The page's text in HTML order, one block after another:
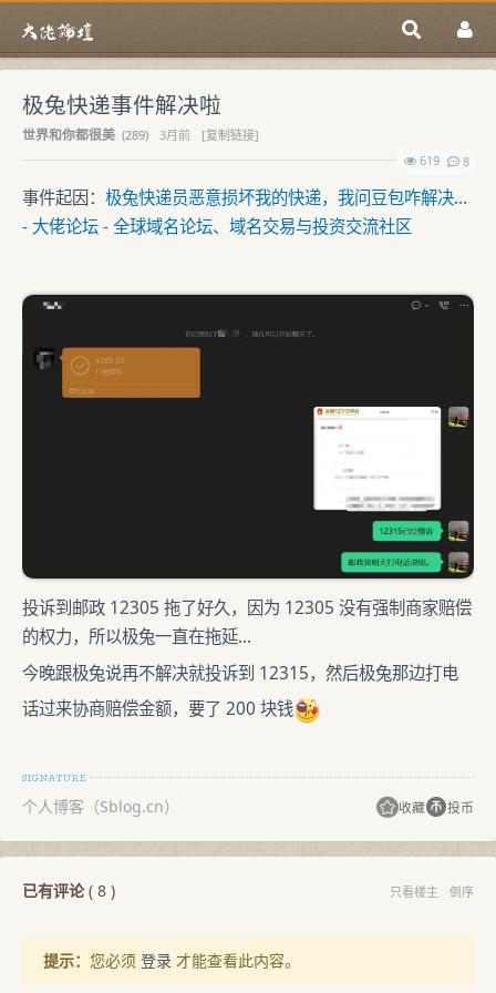
极兔快递事件解决啦
世界和你都很美 (289) 3月前
[复制链接]
619
8
事件起因： 极兔快递员恶意损坏我的快递，我问豆包咋解决...
- 大佬论坛 - 全球域名论坛、域名交易与投资交流社区
投诉到邮政 12305 拖了好久，因为 12305 没有强制商家赔偿
的权力，所以极兔一直在拖延...
今晚跟极兔说再不解决就投诉到 12315，然后极兔那边打电
话过来协商赔偿金额，要了 200 块钱
个人博客（Sblog.cn） 收藏 投币
已有评论( 8 ) 只看楼主 倒序
提示： 您必须 登录 才能查看此内容。